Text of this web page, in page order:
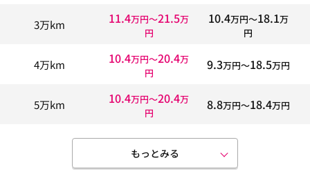
3万km 11.4万円〜21.5万
円
10.4万円〜18.1万
円
4万km 10.4万円〜20.4万
円
9.3万円〜18.5万円
5万km 10.4万円〜20.4万
円
8.8万円〜18.4万円
もっとみる